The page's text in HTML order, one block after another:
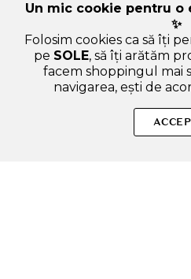
Madagascar Centella Probio-
fata formulat cu probiotice si
Un mic cookie pentru o
✨
Folosim cookies ca să îți
pe SOLE, să îți arătăm
facem shoppingul mai
navigarea, ești de